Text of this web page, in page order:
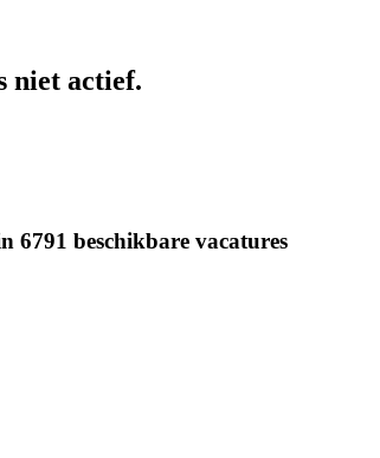
niet actief.
6791 beschikbare vacatures